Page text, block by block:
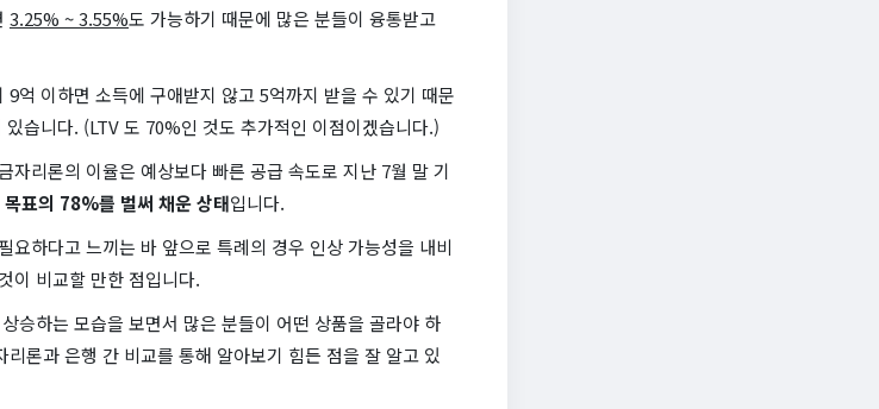
3.25% ~ 3.55%도 가능하기 때문에 많은 분들이 융통받고
9억 이하면 소득에 구애받지 않고 5억까지 받을 수 있기 때문
습니다. (LTV 도 70%인 것도 추가적인 이점이겠습니다.)
자리론의 이율은 예상보다 빠른 공급 속도로 지난 7월 말 기
목표의 78%를 벌써 채운 상태입니다.
요하다고 느끼는 바 앞으로 특례의 경우 인상 가능성을 내비
이 비교할 만한 점입니다.
승하는 모습을 보면서 많은 분들이 어떤 상품을 골라야 하
론과 은행 간 비교를 통해 알아보기 힘든 점을 잘 알고 있